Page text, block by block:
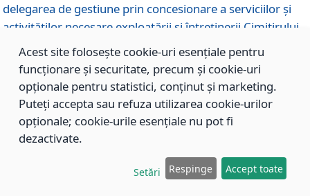
delegarea de gestiune prin concesionare a serviciilor şi
activităţilor necesare exploatării şi întreţinerii Cimitirului
Municipal Braşov situat în str. Dimitrie Anghel nr. 19.
564/29.11.2013
Titlu: Completarea şi modificarea H.C.L. nr. 446/2013,
care s-a aprobat studiul de fundamentare pentru
Acest site folosește cookie-uri esențiale pentru
funcționare și securitate, precum și cookie-uri
opționale pentru statistici, conținut și marketing.
Puteți accepta sau refuza utilizarea cookie-urilor
opționale; cookie-urile esențiale nu pot fi
dezactivate.
Setări Respinge Accept toate